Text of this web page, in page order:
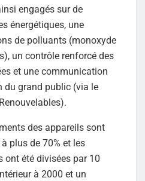
engagés sur de
énergétiques, une
de polluants (monoxyde
un contrôle renforcé des
et une communication
du grand public (via le
des appareils sont
plus de 70% et les
ont été divisées par 10
à 2000 et un